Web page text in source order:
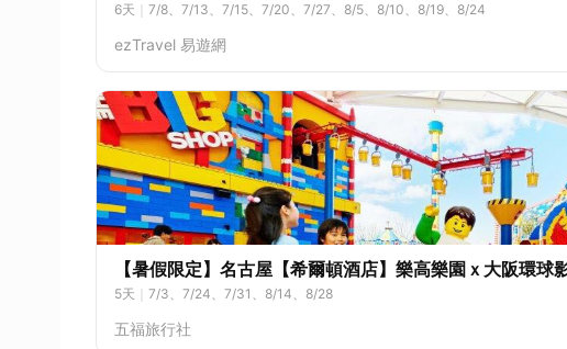
6天 7/8、7/13、7/15、7/20、7/27、8/5、8/10、8/19、8/24
ezTravel 易遊網
【暑假限定】名古屋【希爾頓酒店】樂高樂園ｘ大阪環球
5天 7/3、7/24、7/31、8/14、8/28
五福旅行社